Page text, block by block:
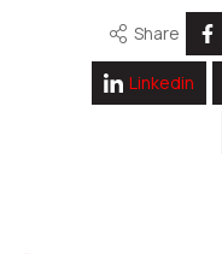
Share
Linkedin